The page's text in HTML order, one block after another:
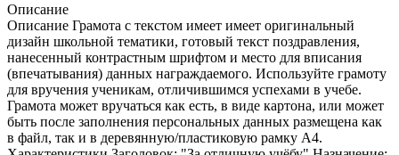
Описание
Описание Грамота с текстом имеет имеет оригинальный
дизайн школьной тематики, готовый текст поздравления,
нанесенный контрастным шрифтом и место для вписания
(впечатывания) данных награждаемого. Используйте грамоту
для вручения ученикам, отличившимся успехами в учебе.
Грамота может вручаться как есть, в виде картона, или может
быть после заполнения персональных данных размещена как
в файл, так и в деревянную/пластиковую рамку А4.